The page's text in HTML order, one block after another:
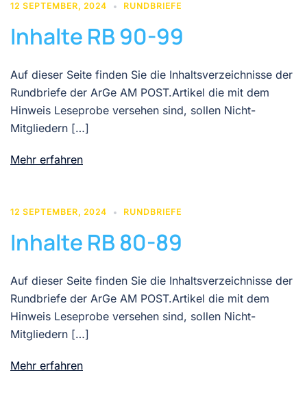
12 SEPTEMBER, 2024 RUNDBRIEFE
Inhalte RB 90-99
Auf dieser Seite finden Sie die Inhaltsverzeichnisse der
Rundbriefe der ArGe AM POST.Artikel die mit dem
Hinweis Leseprobe versehen sind, sollen Nicht-
Mitgliedern […]
Mehr erfahren
12 SEPTEMBER, 2024 RUNDBRIEFE
Inhalte RB 80-89
Auf dieser Seite finden Sie die Inhaltsverzeichnisse der
Rundbriefe der ArGe AM POST.Artikel die mit dem
Hinweis Leseprobe versehen sind, sollen Nicht-
Mitgliedern […]
Mehr erfahren